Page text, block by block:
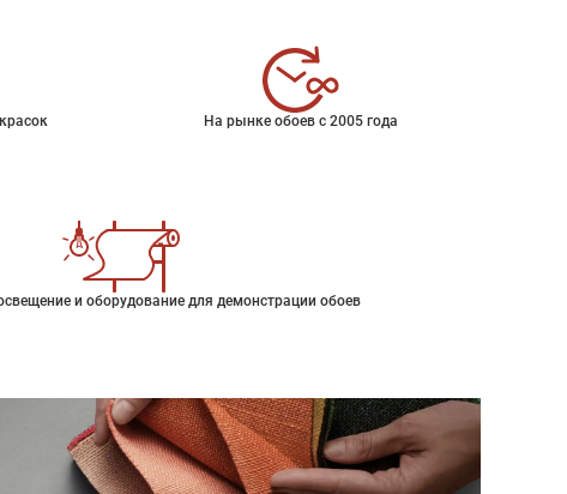
На рынке обоев с 2005 года
и оборудование для демонстрации обоев